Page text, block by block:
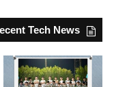
Tech News